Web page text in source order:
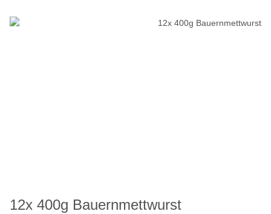
12x 400g Bauernmettwurst